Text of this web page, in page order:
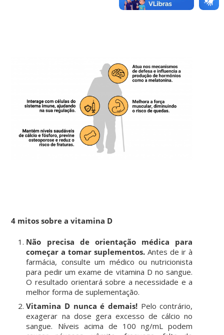
4 mitos sobre a vitamina D
Não precisa de orientação médica para
começar a tomar suplementos. Antes de ir à
farmácia, consulte um médico ou nutricionista
para pedir um exame de vitamina D no sangue.
O resultado orientará sobre a necessidade e a
melhor forma de suplementação.
Vitamina D nunca é demais!Pelo contrário,
exagerar na dose gera excesso de cálcio no
sangue. Níveis acima de 100 ng/mL podem